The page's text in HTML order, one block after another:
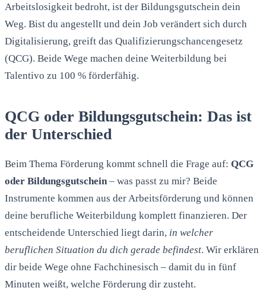
Arbeitslosigkeit bedroht, ist der Bildungsgutschein dein
Weg. Bist du angestellt und dein Job verändert sich durch
Digitalisierung, greift das Qualifizierungschancengesetz
(QCG). Beide Wege machen deine Weiterbildung bei
Talentivo zu 100 % förderfähig.
QCG oder Bildungsgutschein: Das ist
der Unterschied
Beim Thema Förderung kommt schnell die Frage auf: QCG
oder Bildungsgutschein– was passt zu mir? Beide
Instrumente kommen aus der Arbeitsförderung und können
deine berufliche Weiterbildung komplett finanzieren. Der
entscheidende Unterschied liegt darin, in welcher
beruflichen Situation du dich gerade befindest. Wir erklären
dir beide Wege ohne Fachchinesisch – damit du in fünf
Minuten weißt, welche Förderung dir zusteht.